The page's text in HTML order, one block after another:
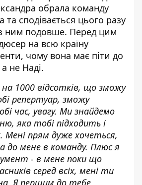
обрала команду
та сподівається цього разу
ним подовше. Перед цим
на всю країну
чому вона має піти до
не Наді.
1000 відсотків, що зможу
репертуар, зможу
час, увагу. Ми знайдемо
яка тобі підходить і
Мені прям дуже хочеться,
до мене в команду. Плюс я
- в мене поки що
серед всіх, мені ти
Я першим до тебе